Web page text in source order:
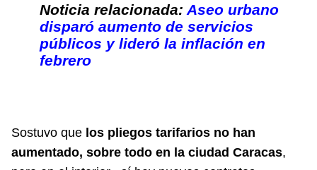
Noticia relacionada: Aseo urbano
disparó aumento de servicios
públicos y lideró la inflación en
febrero
Sostuvo que los pliegos tarifarios no han
aumentado, sobre todo en la ciudad Caracas,